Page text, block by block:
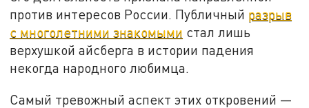
против интересов России. Публичный разрыв
с многолетними знакомыми стал лишь
верхушкой айсберга в истории падения
некогда народного любимца.
Самый тревожный аспект этих откровений —